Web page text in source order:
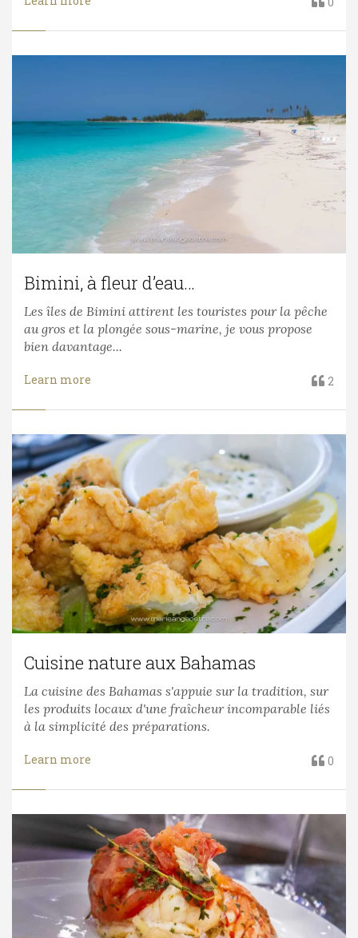
Bimini, à fleur d’eau…
Les îles de Bimini attirent les touristes pour la pêche
au gros et la plongée sous-marine, je vous propose
bien davantage...
Learn more 2
Cuisine nature aux Bahamas
La cuisine des Bahamas s'appuie sur la tradition, sur
les produits locaux d'une fraîcheur incomparable liés
à la simplicité des préparations.
Learn more 0